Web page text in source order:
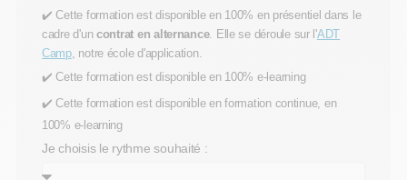
✔️ Cette formation est disponible en 100% en présentiel dans le
cadre d'uncontrat en alternance. Elle se déroule sur l'ADT
Camp, notre école d'application.
✔️ Cette formation est disponible en 100% e-learning
✔️ Cette formation est disponible en formation continue, en
100% e-learning
Je choisis le rythme souhaité :